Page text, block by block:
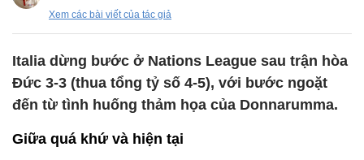
Xem các bài viết của tác giả
Italia dừng bước ở Nations League sau trận hòa
Đức 3-3 (thua tổng tỷ số 4-5), với bước ngoặt
đến từ tình huống thảm họa của Donnarumma.
Giữa quá khứ và hiện tại